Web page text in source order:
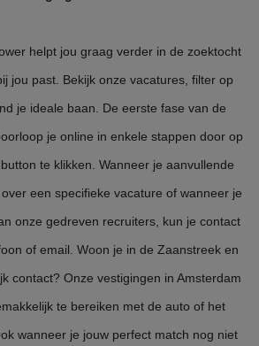
helpt jou graag verder in de zoektocht
jou past. Bekijk onze vacatures, filter op
je ideale baan. De eerste fase van de
je online in enkele stappen door op
button te klikken. Wanneer je aanvullende
een specifieke vacature of wanneer je
onze gedreven recruiters, kun je contact
of email. Woon je in de Zaanstreek en
contact? Onze vestigingen in Amsterdam
te bereiken met de auto of het
wanneer je jouw perfect match nog niet